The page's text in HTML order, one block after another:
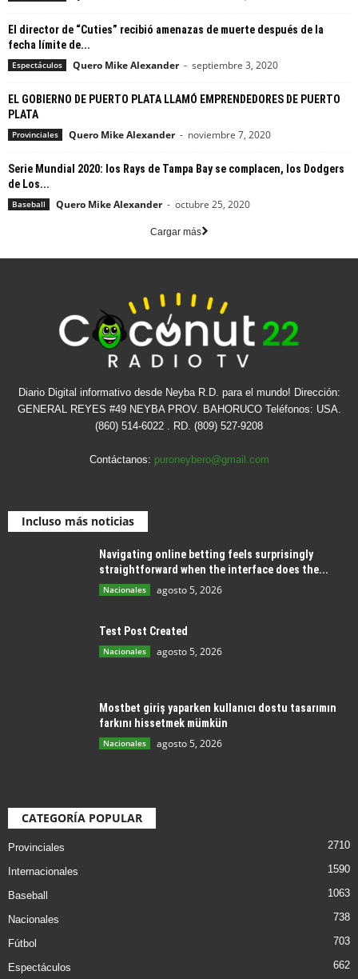
El director de “Cuties” recibió amenazas de muerte después de la
fecha límite de...
Espectáculos Quero Mike Alexander - septiembre 3, 2020
EL GOBIERNO DE PUERTO PLATA LLAMÓ EMPRENDEDORES DE PUERTO
PLATA
Provinciales Quero Mike Alexander - noviembre 7, 2020
Serie Mundial 2020: los Rays de Tampa Bay se complacen, los Dodgers
de Los...
Baseball Quero Mike Alexander - octubre 25, 2020
Cargar más
Diario Digital informativo desde Neyba R.D. para el mundo! Dirección:
GENERAL REYES #49 NEYBA PROV. BAHORUCO Teléfonos: USA.
(860) 514-6022 . RD. (809) 527-9208
Contáctanos: puroneybero@gmail.com
Incluso más noticias
Navigating online betting feels surprisingly
straightforward when the interface does the...
Nacionales agosto 5, 2026
Test Post Created
Nacionales agosto 5, 2026
Mostbet giriş yaparken kullanıcı dostu tasarımın
farkını hissetmek mümkün
Nacionales agosto 5, 2026
CATEGORÍA POPULAR
Provinciales 2710
Internacionales 1590
Baseball 1063
Nacionales 738
Fútbol 703
Espectáculos 662